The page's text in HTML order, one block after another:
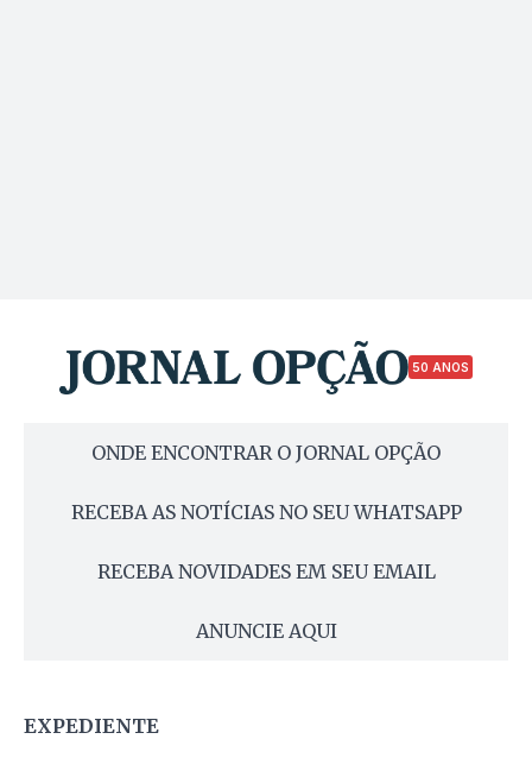
50 ANOS
ONDE ENCONTRAR O JORNAL OPÇÃO
RECEBA AS NOTÍCIAS NO SEU WHATSAPP
RECEBA NOVIDADES EM SEU EMAIL
ANUNCIE AQUI
EXPEDIENTE